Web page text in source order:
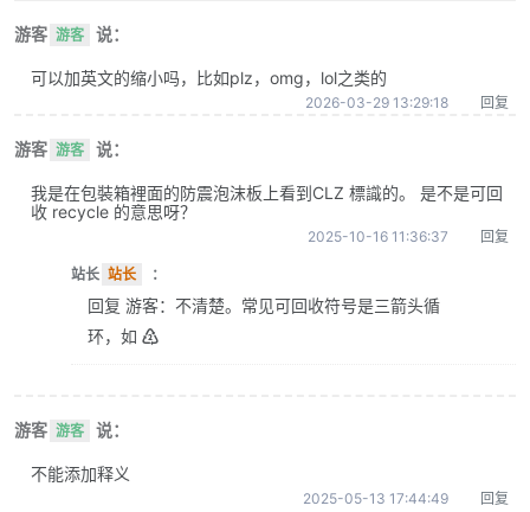
游客 游客 说：
可以加英文的缩小吗，比如plz，omg，lol之类的
2026-03-29 13:29:18 回复
游客 游客 说：
我是在包裝箱裡面的防震泡沫板上看到CLZ 標識的。 是不是可回
收 recycle 的意思呀？
2025-10-16 11:36:37 回复
站长 站长 ：
回复 游客：不清楚。常见可回收符号是三箭头循
环，如 ♴
游客 游客 说：
不能添加释义
2025-05-13 17:44:49 回复